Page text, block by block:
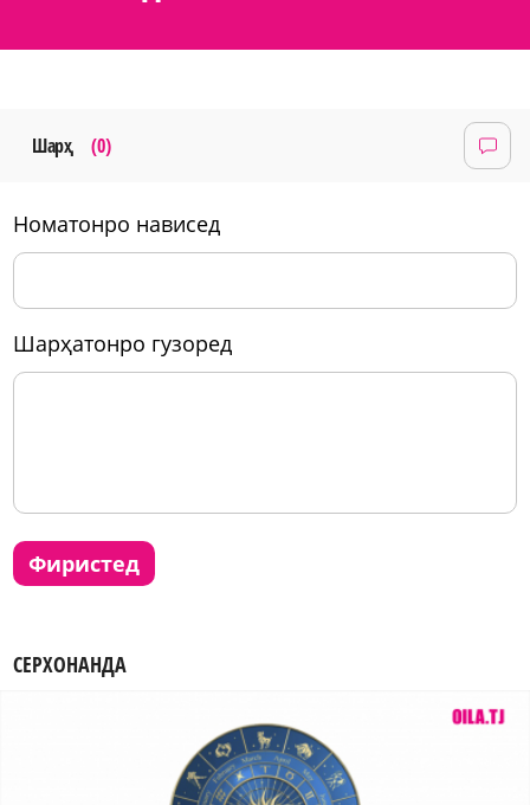
Шарҳ (0)
номатонро нависед
шарҳатонро гузоред
фиристед
СЕРХОНАНДА